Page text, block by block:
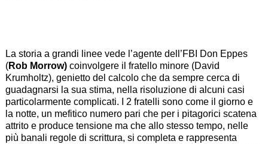
La storia a grandi linee vede l’agente dell’FBI Don Eppes
(Rob Morrow)coinvolgere il fratello minore (David
Krumholtz), genietto del calcolo che da sempre cerca di
guadagnarsi la sua stima, nella risoluzione di alcuni casi
particolarmente complicati. I 2 fratelli sono come il giorno e
la notte, un mefitico numero pari che per i pitagorici scatena
attrito e produce tensione ma che allo stesso tempo, nelle
più banali regole di scrittura, si completa e rappresenta